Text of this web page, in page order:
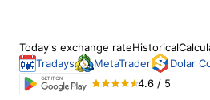
Today's exchange rateHistorical
Tradays
MetaTrader
Dolar
4.6 / 5